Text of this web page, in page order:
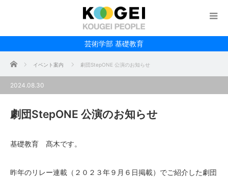
芸術学部 基礎教育
ホーム イベント案内 劇団StepONE 公演のお知らせ
2024.08.30
劇団StepONE 公演のお知らせ
基礎教育 髙木です。
昨年のリレー連載（２０２３年９月６日掲載）でご紹介した劇団